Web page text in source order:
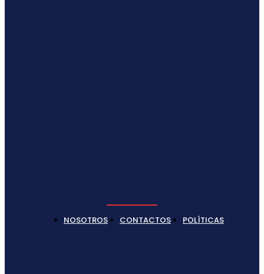
NOSOTROS CONTACTOS POLÍTICAS